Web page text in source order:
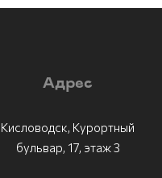
Адрес
Кисловодск, Курортный
бульвар, 17, этаж 3